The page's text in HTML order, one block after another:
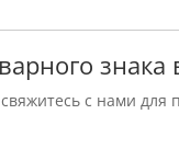
знака
с нами для